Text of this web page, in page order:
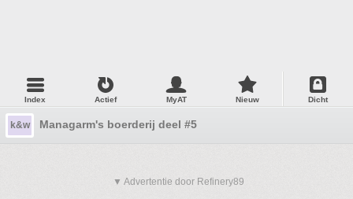
Index Actief MyAT Nieuw Dicht
k&w Managarm's boerderij deel #5
▼ Advertentie door Refinery89